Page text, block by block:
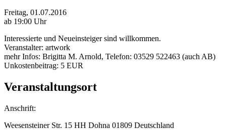
Freitag, 01.07.2016
ab 19:00 Uhr
Interessierte und Neueinsteiger sind willkommen.
Veranstalter: artwork
mehr Infos: Brigitta M. Arnold, Telefon: 03529 522463 (auch AB)
Unkostenbeitrag: 5 EUR
Veranstaltungsort
Anschrift:
Weesensteiner Str. 15 HH Dohna 01809 Deutschland